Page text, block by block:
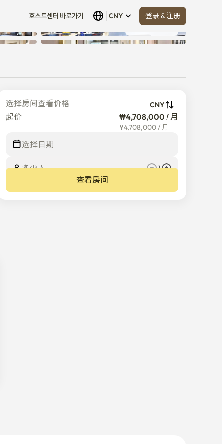
호스트센터 바로가기 CNY
登录 & 注册
查看全部 (5)
选择房间查看价格 CNY
起价 ₩4,708,000 / 月
¥4,708,000/ 月
选择日期
多少人
1
查看房间